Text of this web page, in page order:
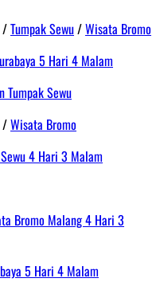
/Tumpak Sewu/Wisata Bromo
5 Hari 4 Malam
/Wisata Bromo
4 Hari 3 Malam
Bromo Malang 4 Hari 3
5 Hari 4 Malam